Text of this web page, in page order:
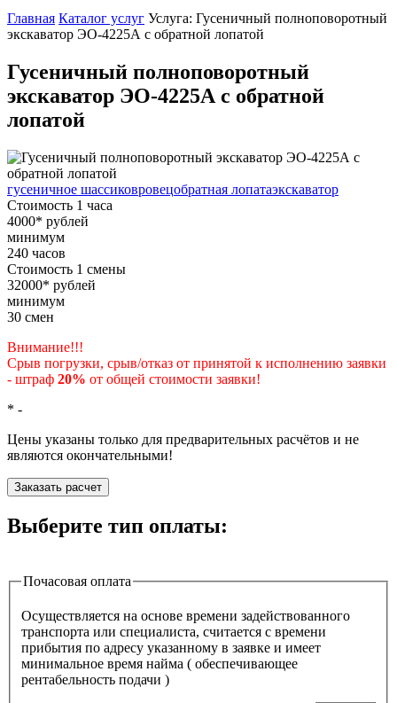
Главная Каталог услуг Услуга: Гусеничный полноповоротный
экскаватор ЭО-4225А с обратной лопатой
Гусеничный полноповоротный
экскаватор ЭО-4225А с обратной
лопатой
гусеничное шассиковровецобратная лопатаэкскаватор
Стоимость 1 часа
4000* рублей
минимум
240 часов
Стоимость 1 смены
32000* рублей
минимум
30 смен
Внимание!!!
Срыв погрузки, срыв/отказ от принятой к исполнению заявки
- штраф 20% от общей стоимости заявки!
* -
Цены указаны только для предварительных расчётов и не
являются окончательными!
Заказать расчет
Выберите тип оплаты:
Почасовая оплата
Осуществляется на основе времени задействованного
транспорта или специалиста, считается с времени
прибытия по адресу указанному в заявке и имеет
минимальное время найма ( обеспечивающее
рентабельность подачи )